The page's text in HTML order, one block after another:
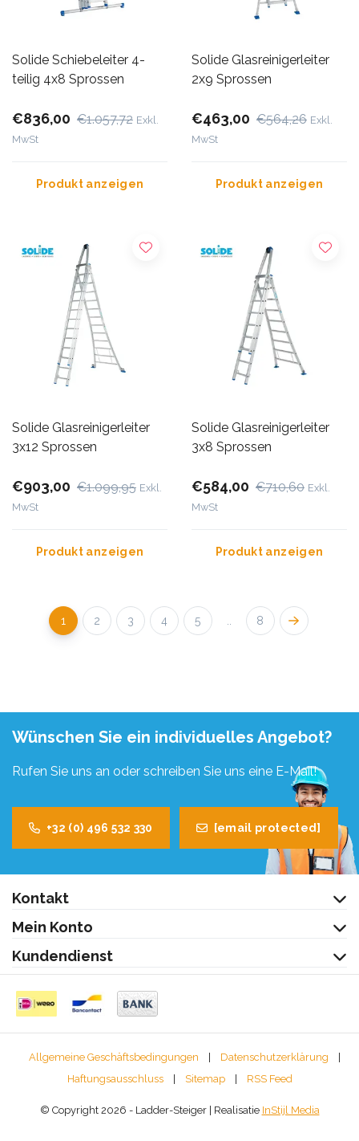
Solide Schiebeleiter 4-
teilig 4x8 Sprossen
€836,00 €1.057,72 Exkl.
MwSt
Produkt anzeigen
Solide Glasreinigerleiter
2x9 Sprossen
€463,00 €564,26 Exkl.
MwSt
Produkt anzeigen
Solide Glasreinigerleiter
3x12 Sprossen
€903,00 €1.099,95 Exkl.
MwSt
Produkt anzeigen
Solide Glasreinigerleiter
3x8 Sprossen
€584,00 €710,60 Exkl.
MwSt
Produkt anzeigen
1 2 3 4 5 8
Wünschen Sie ein individuelles Angebot?
Rufen Sie uns an oder schreiben Sie uns eine E-Mail!
+32 (0) 496 532 330 [email protected]
Kontakt
Mein Konto
Kundendienst
Allgemeine Geschäftsbedingungen Datenschutzerklärung
Haftungsausschluss
Sitemap RSS Feed
© Copyright 2026 - Ladder-Steiger | Realisatie InStijl Media